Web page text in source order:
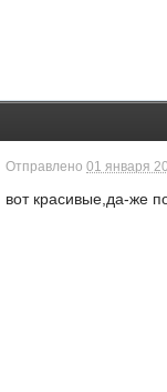
Отправлено01 января
вот красивые,да-же